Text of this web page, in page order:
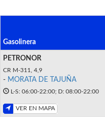
Gasolinera
PETRONOR
CR M-311, 4,9
- MORATA DE TAJUÑA
L-S: 06:00-22:00; D: 08:00-22:00
VER EN MAPA